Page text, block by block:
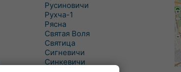
Русиновичи
Рухча-1
Рясна
Святая Воля
Святица
Сигневичи
Синкевичи